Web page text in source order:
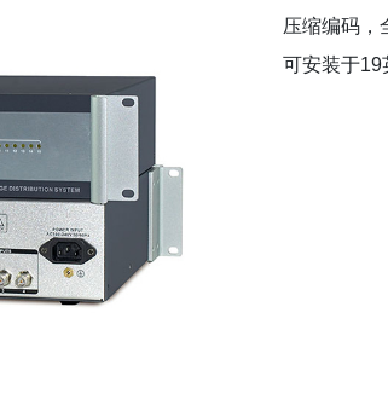
压缩编码，
可安装于19